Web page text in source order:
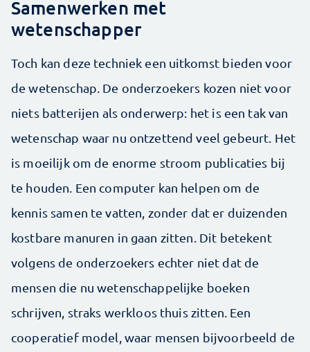
Samenwerken met
wetenschapper
Toch kan deze techniek een uitkomst bieden voor
de wetenschap. De onderzoekers kozen niet voor
niets batterijen als onderwerp: het is een tak van
wetenschap waar nu ontzettend veel gebeurt. Het
is moeilijk om de enorme stroom publicaties bij
te houden. Een computer kan helpen om de
kennis samen te vatten, zonder dat er duizenden
kostbare manuren in gaan zitten. Dit betekent
volgens de onderzoekers echter niet dat de
mensen die nu wetenschappelijke boeken
schrijven, straks werkloos thuis zitten. Een
cooperatief model, waar mensen bijvoorbeeld de